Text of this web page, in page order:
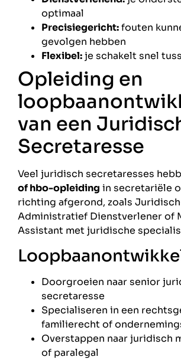
optimaal
Precisiegericht:fouten
gevolgen hebben
Flexibel:je schakelt snel
Opleiding en
van een
Secretaresse
Veel juridisch secretaresses
of hbo-opleiding in secretariële
richting afgerond, zoals
Administratief Dienstverlener of
Assistant met juridische
Doorgroeien naar senior
secretaresse
Specialiseren in een
familierecht of
Overstappen naar juridisch
of paralegal